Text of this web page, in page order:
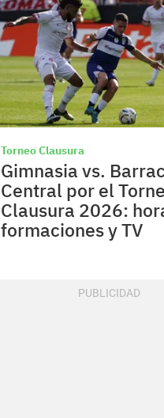
Torneo Clausura
Gimnasia vs.
Central por el
Clausura 2026:
formaciones y TV